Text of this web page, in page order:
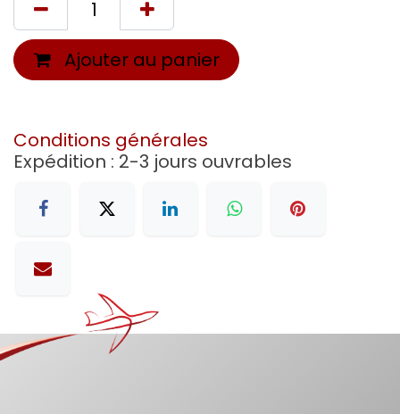
Ajouter au panier
Conditions générales
Expédition : 2-3 jours ouvrables